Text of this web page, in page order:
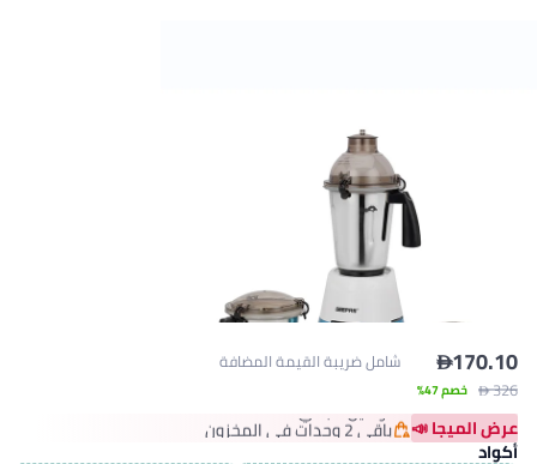
ضريبة القيمة المضافة
سعر في 30 يوم
مجاني
في المخزون
سعر في 30 يوم